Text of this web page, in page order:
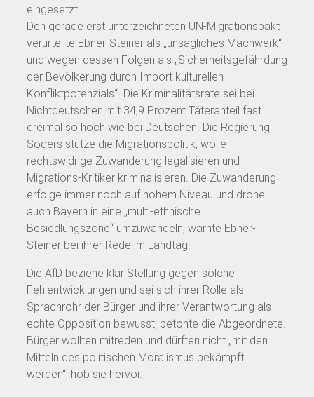
eingesetzt.
Den gerade erst unterzeichneten UN-Migrationspakt
verurteilte Ebner-Steiner als „unsägliches Machwerk“
und wegen dessen Folgen als „Sicherheitsgefährdung
der Bevölkerung durch Import kulturellen
Konfliktpotenzials“. Die Kriminalitätsrate sei bei
Nichtdeutschen mit 34,9 Prozent Täteranteil fast
dreimal so hoch wie bei Deutschen. Die Regierung
Söders stütze die Migrationspolitik, wolle
rechtswidrige Zuwanderung legalisieren und
Migrations-Kritiker kriminalisieren. Die Zuwanderung
erfolge immer noch auf hohem Niveau und drohe
auch Bayern in eine „multi-ethnische
Besiedlungszone“ umzuwandeln, warnte Ebner-
Steiner bei ihrer Rede im Landtag.
Die AfD beziehe klar Stellung gegen solche
Fehlentwicklungen und sei sich ihrer Rolle als
Sprachrohr der Bürger und ihrer Verantwortung als
echte Opposition bewusst, betonte die Abgeordnete.
Bürger wollten mitreden und dürften nicht „mit den
Mitteln des politischen Moralismus bekämpft
werden“, hob sie hervor.